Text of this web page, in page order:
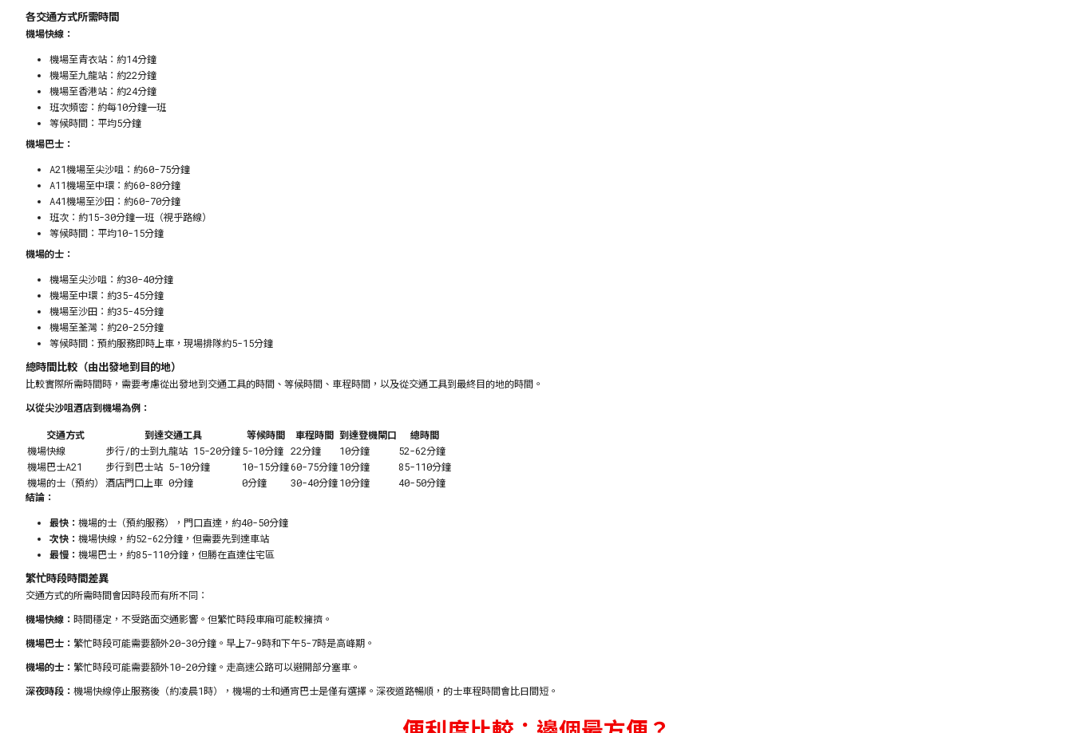
各交通方式所需時間
機場快線：
機場至青衣站：約14分鐘
機場至九龍站：約22分鐘
機場至香港站：約24分鐘
班次頻密：約每10分鐘一班
等候時間：平均5分鐘
機場巴士：
A21機場至尖沙咀：約60-75分鐘
A11機場至中環：約60-80分鐘
A41機場至沙田：約60-70分鐘
班次：約15-30分鐘一班（視乎路線）
等候時間：平均10-15分鐘
機場的士：
機場至尖沙咀：約30-40分鐘
機場至中環：約35-45分鐘
機場至沙田：約35-45分鐘
機場至荃灣：約20-25分鐘
等候時間：預約服務即時上車，現場排隊約5-15分鐘
總時間比較（由出發地到目的地）
比較實際所需時間時，需要考慮從出發地到交通工具的時間、等候時間、車程時間，以及從交通工具到最終目的地的時間。
以從尖沙咀酒店到機場為例：
交通方式 到達交通工具 等候時間 車程時間 到達登機閘口
總時間
機場快線
步行/的士到九龍站 15-20分鐘5-10分鐘 22分鐘 10分鐘
52-62分鐘
機場巴士A21
步行到巴士站 5-10分鐘 10-15分鐘60-75分鐘10分鐘
85-110分鐘
機場的士（預約）
酒店門口上車 0分鐘 0分鐘 30-40分鐘10分鐘
40-50分鐘
結論：
最快： 機場的士（預約服務），門口直達，約40-50分鐘
次快： 機場快線，約52-62分鐘，但需要先到達車站
最慢： 機場巴士，約85-110分鐘，但勝在直達住宅區
繁忙時段時間差異
交通方式的所需時間會因時段而有所不同：
機場快線： 時間穩定，不受路面交通影響。但繁忙時段車廂可能較擁擠。
機場巴士： 繁忙時段可能需要額外20-30分鐘。早上7-9時和下午5-7時是高峰期。
機場的士： 繁忙時段可能需要額外10-20分鐘。走高速公路可以避開部分塞車。
深夜時段： 機場快線停止服務後（約凌晨1時），機場的士和通宵巴士是僅有選擇。深夜道路暢順，的士車程時間會比日間短。